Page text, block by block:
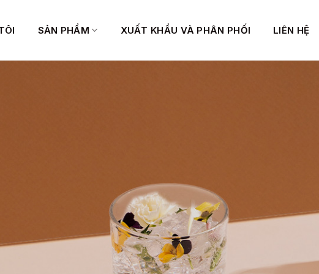
SẢN PHẨM XUẤT KHẨU VÀ PHÂN PHỐI LIÊN HỆ